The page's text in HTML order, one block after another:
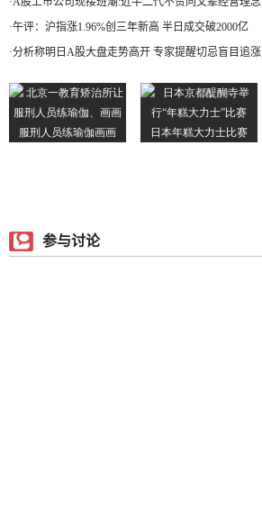
·午评：沪指涨1.96%创三年新高 半日成交破2000亿
·分析称明日A股大盘走势高开 专家提醒切忌盲目追涨
参与讨论